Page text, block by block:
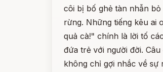
côi bị bố ghẻ tàn nhẫn
rừng. Những tiếng kêu ai
quả cà!" chính là lời tố
đứa trẻ với người đời.
không chỉ gợi nhắc về sự